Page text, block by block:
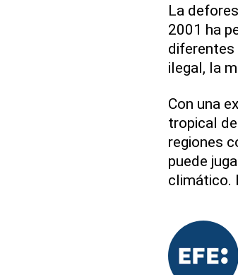
La
2001 ha
diferentes
ilegal, la
Con una
tropical
regiones
puede
climático.